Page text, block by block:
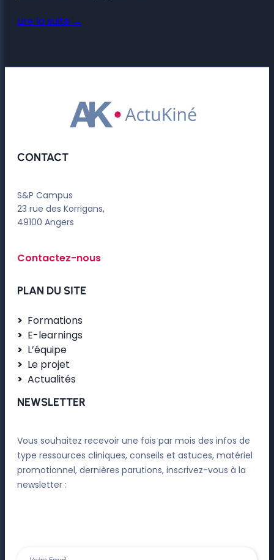
Lire la suite →
CONTACT
S&P Campus
23 rue des Korrigans,
49100 Angers
Contactez-nous
PLAN DU SITE
Formations
E-learnings
L’équipe
Le projet
Actualités
NEWSLETTER
Vous souhaitez recevoir une fois par mois des infos de
type ressources cliniques, conseils et astuces, matériel
promotionnel, dernières parutions, inscrivez-vous à la
newsletter :